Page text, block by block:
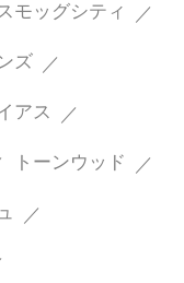
モッグシティ
ズ
アス
トーンウッド